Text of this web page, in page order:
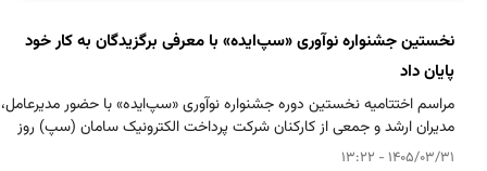
نخستین جشنواره نوآوری «سپ‌ایده» با معرفی برگزیدگان به کار خود
پایان داد
1405/03/31 - 13:22
مراسم اختتامیه نخستین دوره جشنواره نوآوری «سپ‌ایده» با حضور مدیرعامل،
مدیران ارشد و جمعی از کارکنان شرکت پرداخت الکترونیک سامان (سپ) روز
27 خردادماه در هتل ارم تهران برگزار شد و برگزیدگان نهایی این رویداد معرفی